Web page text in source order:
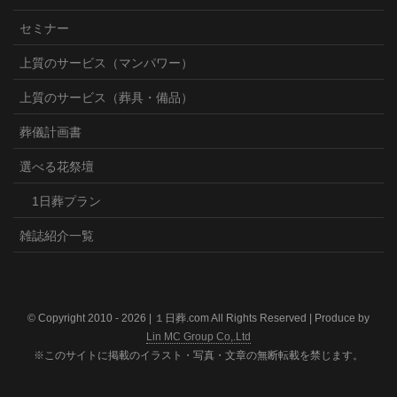
セミナー
上質のサービス（マンパワー）
上質のサービス（葬具・備品）
葬儀計画書
選べる花祭壇
1日葬プラン
雑誌紹介一覧
© Copyright 2010 - 2026 | １日葬.com All Rights Reserved | Produce by
Lin MC Group Co,.Ltd
※このサイトに掲載のイラスト・写真・文章の無断転載を禁じます。